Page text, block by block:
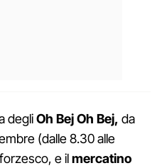
degliOh Bej Oh Bej, da
(dalle 8.30 alle
e ilmercatino